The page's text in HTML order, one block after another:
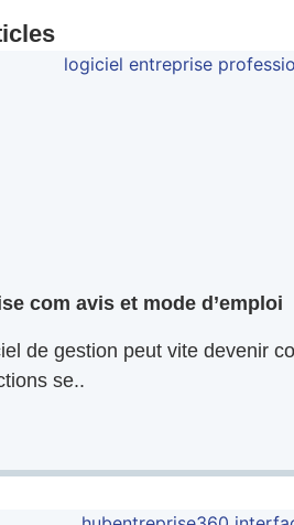
com avis et mode d’emploi
de gestion peut vite devenir
se..